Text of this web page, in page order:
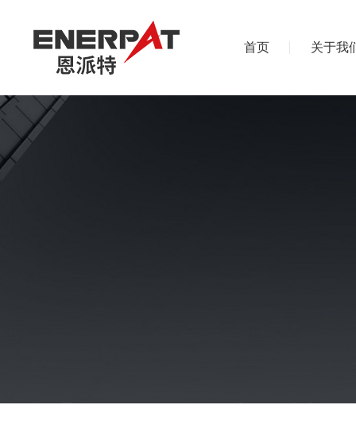
首页 关于我